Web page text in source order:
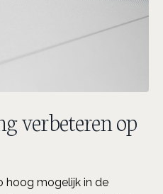
verbeteren op
hoog mogelijk in de